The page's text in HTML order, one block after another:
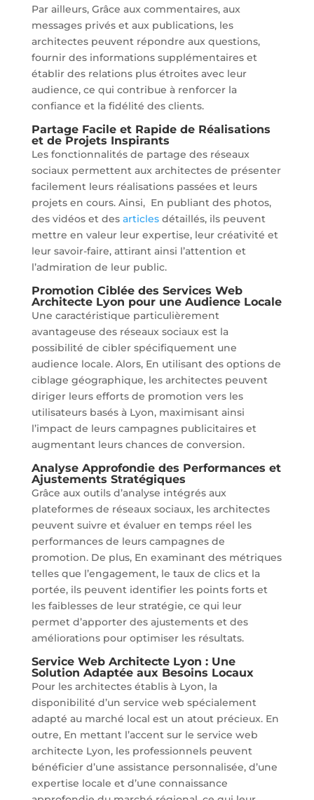
Par ailleurs, Grâce aux commentaires, aux
messages privés et aux publications, les
architectes peuvent répondre aux questions,
fournir des informations supplémentaires et
établir des relations plus étroites avec leur
audience, ce qui contribue à renforcer la
confiance et la fidélité des clients.
Partage Facile et Rapide de Réalisations
et de Projets Inspirants
Les fonctionnalités de partage des réseaux
sociaux permettent aux architectes de présenter
facilement leurs réalisations passées et leurs
projets en cours. Ainsi, En publiant des photos,
des vidéos et des articlesdétaillés, ils peuvent
mettre en valeur leur expertise, leur créativité et
leur savoir-faire, attirant ainsi l’attention et
l’admiration de leur public.
Promotion Ciblée des Services Web
Architecte Lyon pour une Audience Locale
Une caractéristique particulièrement
avantageuse des réseaux sociaux est la
possibilité de cibler spécifiquement une
audience locale. Alors, En utilisant des options de
ciblage géographique, les architectes peuvent
diriger leurs efforts de promotion vers les
utilisateurs basés à Lyon, maximisant ainsi
l’impact de leurs campagnes publicitaires et
augmentant leurs chances de conversion.
Analyse Approfondie des Performances et
Ajustements Stratégiques
Grâce aux outils d’analyse intégrés aux
plateformes de réseaux sociaux, les architectes
peuvent suivre et évaluer en temps réel les
performances de leurs campagnes de
promotion. De plus, En examinant des métriques
telles que l’engagement, le taux de clics et la
portée, ils peuvent identifier les points forts et
les faiblesses de leur stratégie, ce qui leur
permet d’apporter des ajustements et des
améliorations pour optimiser les résultats.
Service Web Architecte Lyon : Une
Solution Adaptée aux Besoins Locaux
Pour les architectes établis à Lyon, la
disponibilité d’un service web spécialement
adapté au marché local est un atout précieux. En
outre, En mettant l’accent sur le service web
architecte Lyon, les professionnels peuvent
bénéficier d’une assistance personnalisée, d’une
expertise locale et d’une connaissance